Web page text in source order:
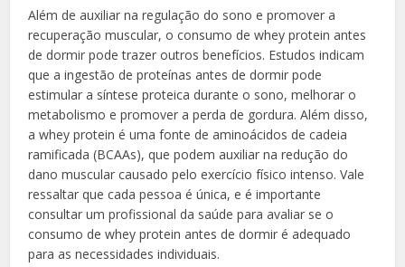
Além de auxiliar na regulação do sono e promover a
recuperação muscular, o consumo de whey protein antes
de dormir pode trazer outros benefícios. Estudos indicam
que a ingestão de proteínas antes de dormir pode
estimular a síntese proteica durante o sono, melhorar o
metabolismo e promover a perda de gordura. Além disso,
a whey protein é uma fonte de aminoácidos de cadeia
ramificada (BCAAs), que podem auxiliar na redução do
dano muscular causado pelo exercício físico intenso. Vale
ressaltar que cada pessoa é única, e é importante
consultar um profissional da saúde para avaliar se o
consumo de whey protein antes de dormir é adequado
para as necessidades individuais.